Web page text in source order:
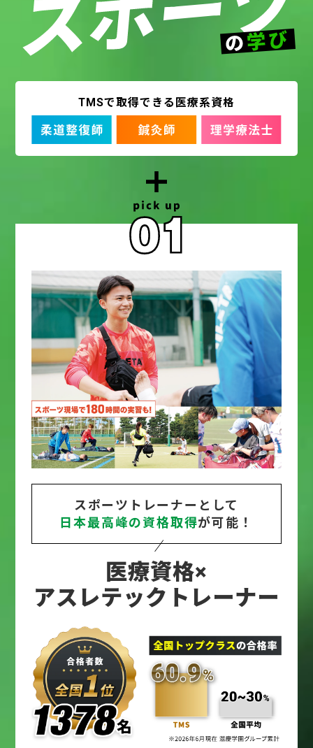
TMSで取得できる医療系資格
スポーツトレーナーとして
日本最高峰の資格取得が可能！
医療資格×
アスレテックトレーナー